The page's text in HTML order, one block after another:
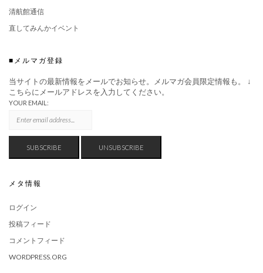
清航館通信
直してみんかイベント
■メルマガ登録
当サイトの最新情報をメールでお知らせ。メルマガ会員限定情報も。 ↓
こちらにメールアドレスを入力してください。
YOUR EMAIL:
メタ情報
ログイン
投稿フィード
コメントフィード
WORDPRESS.ORG